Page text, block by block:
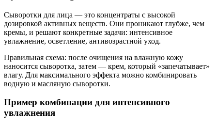
Сыворотки для лица — это концентраты с высокой
дозировкой активных веществ. Они проникают глубже, чем
кремы, и решают конкретные задачи: интенсивное
увлажнение, осветление, антивозрастной уход.
Правильная схема: после очищения на влажную кожу
наносится сыворотка, затем — крем, который «запечатывает»
влагу. Для максимального эффекта можно комбинировать
водную и масляную сыворотки.
Пример комбинации для интенсивного
увлажнения